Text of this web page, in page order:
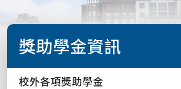
獎助學金資訊
校外各項獎助學金